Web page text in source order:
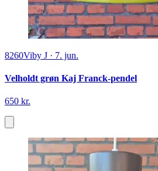
8260Viby J · 7. jun.
Velholdt grøn Kaj Franck-pendel
650 kr.